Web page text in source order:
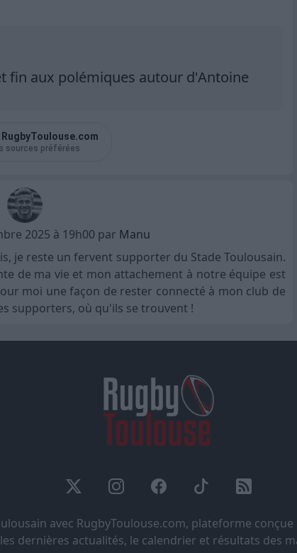
fin aux polémiques autour d'Antoine
RugbyToulouse.com
sources préférées
2025 à 19h00 par Manu
je reste un fervent supporter du Stade Toulousain.
de ma vie et mon attachement à notre équipe est
moi une façon de rester connecté à mon club de
supporters, où qu'ils se trouvent !
avec RugbyToulouse.com, plateforme
dernières actualités, le calendrier et résultats des